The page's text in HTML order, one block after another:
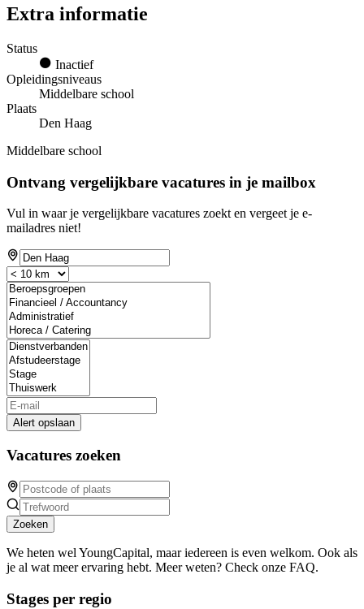
Extra informatie
Status
Inactief
Opleidingsniveaus
Middelbare school
Plaats
Den Haag
Middelbare school
Ontvang vergelijkbare vacatures in je mailbox
Vul in waar je vergelijkbare vacatures zoekt en vergeet je e-
mailadres niet!
Alert opslaan
Vacatures zoeken
Zoeken
We heten wel YoungCapital, maar iedereen is even welkom. Ook als
je al wat meer ervaring hebt. Meer weten? Check onze FAQ.
Stages per regio